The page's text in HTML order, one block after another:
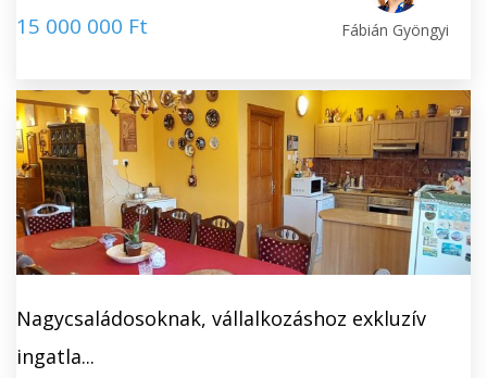
15 000 000 Ft Fábián Gyöngyi
Nagycsaládosoknak, vállalkozáshoz exkluzív
ingatla...